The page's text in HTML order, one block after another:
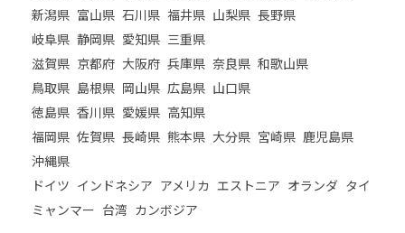
新潟県 富山県 石川県 福井県 山梨県 長野県
岐阜県 静岡県 愛知県 三重県
滋賀県 京都府 大阪府 兵庫県 奈良県 和歌山県
鳥取県 島根県 岡山県 広島県 山口県
徳島県 香川県 愛媛県 高知県
福岡県 佐賀県 長崎県 熊本県 大分県 宮崎県 鹿児島県
沖縄県
ドイツ インドネシア アメリカ エストニア オランダ タイ
ミャンマー 台湾 カンボジア